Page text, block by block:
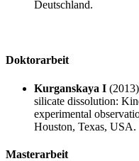
Deutschland.
Doktorarbeit
Kurganskaya I
silicate dissolution:
experimental
Houston, Texas, USA.
Masterarbeit